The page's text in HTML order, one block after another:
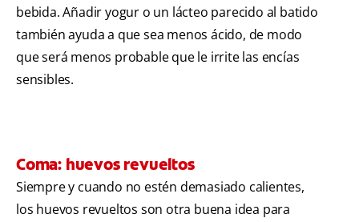
bebida. Añadir yogur o un lácteo parecido al batido
también ayuda a que sea menos ácido, de modo
que será menos probable que le irrite las encías
sensibles.
Coma: huevos revueltos
Siempre y cuando no estén demasiado calientes,
los huevos revueltos son otra buena idea para